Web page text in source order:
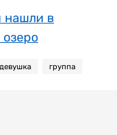
нашли в
девушка группа